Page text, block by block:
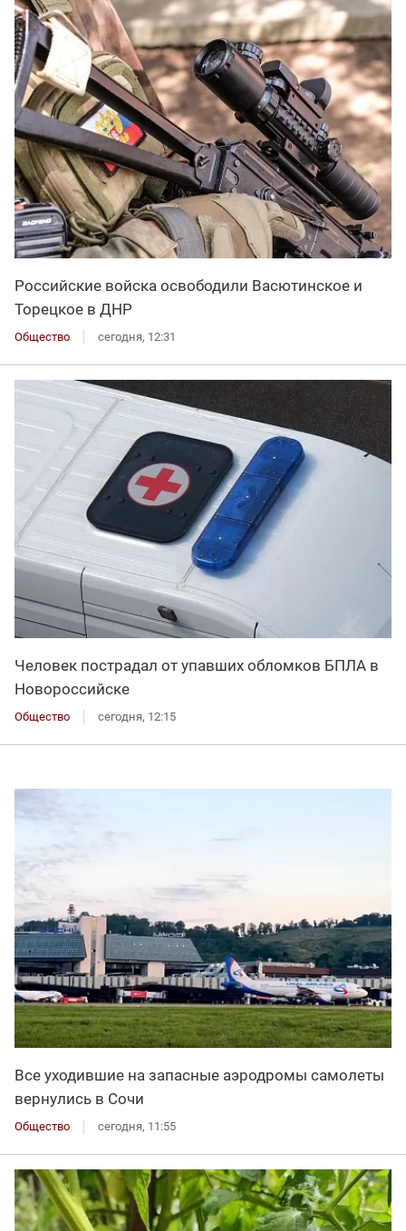
Российские войска освободили Васютинское и
Торецкое в ДНР
Общество сегодня, 12:31
Человек пострадал от упавших обломков БПЛА в
Новороссийске
Общество сегодня, 12:15
Все уходившие на запасные аэродромы самолеты
вернулись в Сочи
Общество сегодня, 11:55